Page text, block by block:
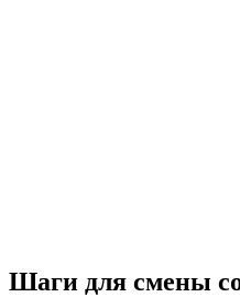
Шаги для смены